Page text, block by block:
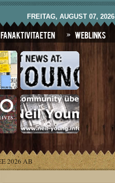
FREITAG, AUGUST 07, 2026
Fanaktivitaeten Weblinks
2026 AB